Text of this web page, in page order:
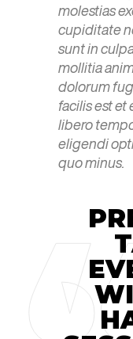
molestias
cupiditate
sunt in
mollitia
dolorum
facilis est
libero
eligendi
quo minus.